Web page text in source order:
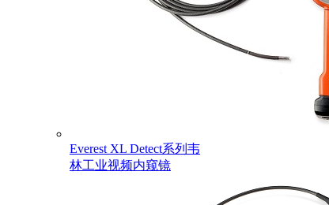
Everest XL Detect系列韦
林工业视频内窥镜